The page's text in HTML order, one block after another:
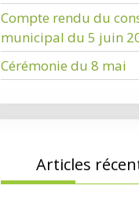
Compte rendu du
municipal du 5 juin
Cérémonie du 8 mai
Articles